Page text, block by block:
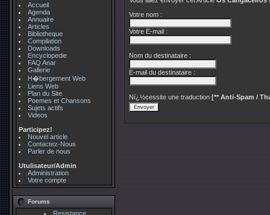
Accueil
Agenda
Annuaire
Articles
Bibliotheque
Compilation
Downloads
Encyclopedie
FAQ Anar
Gallerie
H�bergement Web
Liens Web
Plan du Site
Poemes et Chansons
Sujets actifs
Videos
Participez!
Nouvel article
Contactez-Nous
Parler de nous
Utulisateur/Admin
Administration
Votre compte
Forums
Resistance
Votre nom :
Votre E-mail :
Nom du destinataire :
E-mail du destinataire :
Nï¿½cessite une traduction [** Anti-Spam /